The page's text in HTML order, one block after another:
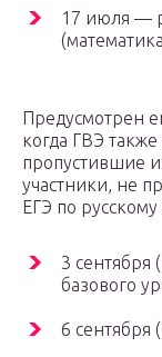
17 июля —
Предусмотрен
когда ГВЭ также
пропустившие
участники, не
ЕГЭ по
3 сентября
базового
6 сентября